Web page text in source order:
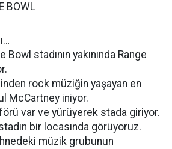
BOWL
Bowl stadının yakınında Range
rock müziğin yaşayan en
McCartney iniyor.
var ve yürüyerek stada giriyor.
bir locasında görüyoruz.
müzik grubunun